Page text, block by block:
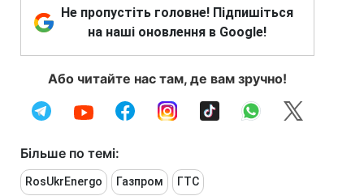
Не пропустіть головне! Підпишіться
на наші оновлення в Google!
Або читайте нас там, де вам зручно!
Більше по темі:
RosUkrEnergo Газпром ГТС